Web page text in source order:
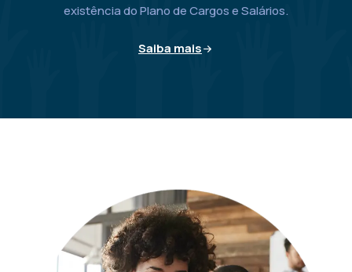
existência do Plano de Cargos e Salários.
Saiba mais